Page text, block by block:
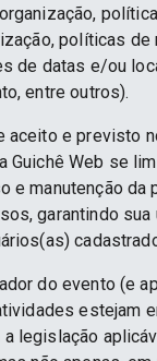
políticas de
de datas e/ou
entre outros).
aceito e previsto
Guichê Web se
e manutenção da
garantindo sua
do evento (e
estejam
legislação